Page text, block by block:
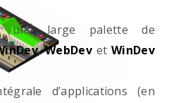
une large palette de
,WebDevet WinDev
d’applications (en